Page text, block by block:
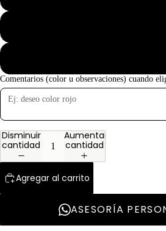
Comentarios (color u observaciones) cuando
Disminuir
cantidad
Aumentar
cantidad
Agregar al carrito
ASESORÍA